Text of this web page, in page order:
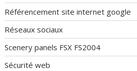
Référencement site internet google
Réseaux sociaux
Scenery panels FSX FS2004
Sécurité web